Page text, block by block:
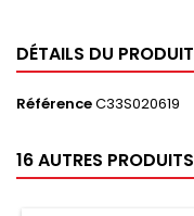
DÉTAILS DU PRODUIT
RéférenceC33S020619
16 AUTRES